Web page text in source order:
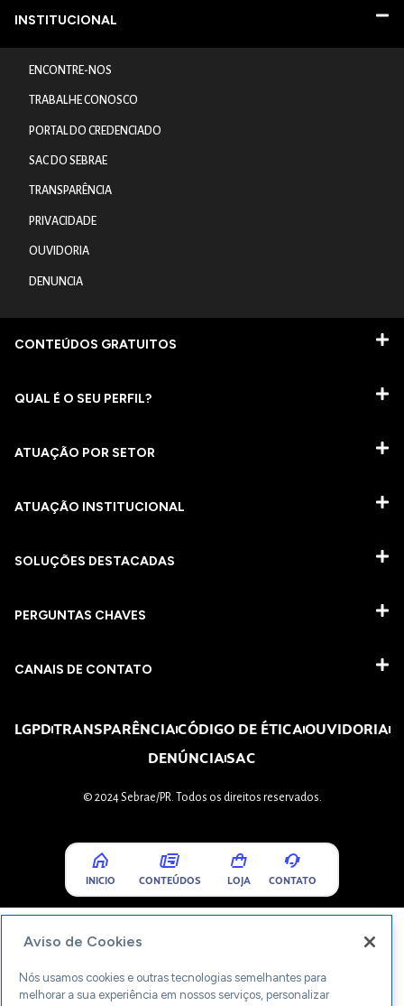
INSTITUCIONAL
ENCONTRE-NOS
TRABALHE CONOSCO
PORTAL DO CREDENCIADO
SAC DO SEBRAE
TRANSPARÊNCIA
PRIVACIDADE
OUVIDORIA
DENUNCIA
CONTEÚDOS GRATUITOS
QUAL É O SEU PERFIL?
ATUAÇÃO POR SETOR
ATUAÇÃO INSTITUCIONAL
SOLUÇÕES DESTACADAS
PERGUNTAS CHAVES​
CANAIS DE CONTATO
LGPDTRANSPARÊNCIACÓDIGO DE ÉTICAOUVIDORIA
DENÚNCIASAC
© 2024 Sebrae/PR. Todos os direitos reservados.
INICIO CONTEÚDOS LOJA CONTATO
Aviso de Cookies
Nós usamos cookies e outras tecnologias semelhantes para
melhorar a sua experiência em nossos serviços, personalizar